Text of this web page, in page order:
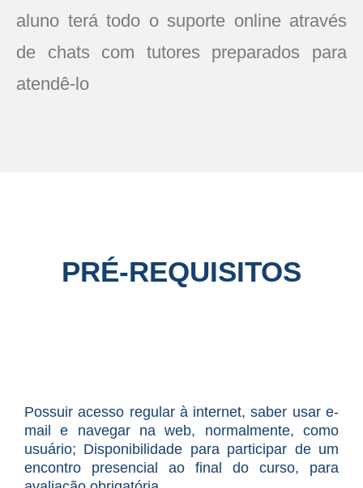
aluno terá todo o suporte online através
de chats com tutores preparados para
atendê-lo
PRÉ-REQUISITOS
Possuir acesso regular à internet, saber usar e-
mail e navegar na web, normalmente, como
usuário; Disponibilidade para participar de um
encontro presencial ao final do curso, para